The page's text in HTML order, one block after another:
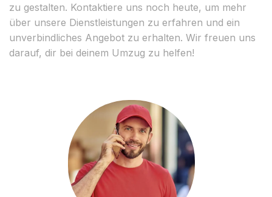
zu gestalten. Kontaktiere uns noch heute, um mehr
über unsere Dienstleistungen zu erfahren und ein
unverbindliches Angebot zu erhalten. Wir freuen uns
darauf, dir bei deinem Umzug zu helfen!